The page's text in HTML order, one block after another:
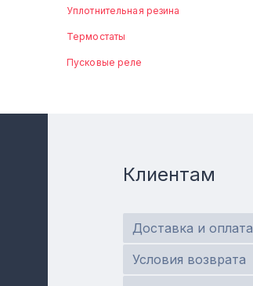
Уплотнительная резина
Термостаты
Пусковые реле
Клиентам
Доставка и оплата
Условия возврата